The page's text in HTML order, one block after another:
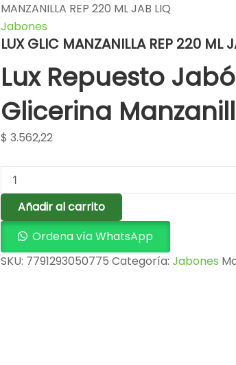
MANZANILLA REP 220 ML JAB LIQ
Jabones
LUX GLIC MANZANILLA REP 220 ML
Lux Repuesto
Glicerina
$ 3.562,22
Añadir al carrito
Ordena vía WhatsApp
SKU: 7791293050775 Categoría: Jabones